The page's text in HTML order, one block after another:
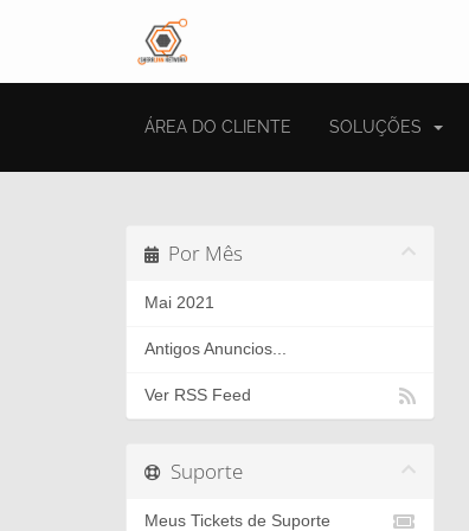
ÁREA DO CLIENTE SOLUÇÕES
Por Mês
Mai 2021
Antigos Anuncios...
Ver RSS Feed
Suporte
Meus Tickets de Suporte